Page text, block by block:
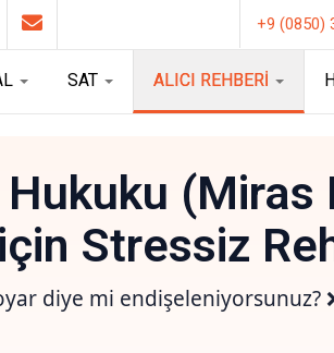
+9 (0850)
SAT ALICI REHBERİ
(Miras
Stres­siz
diye mi endişeleniyorsunuz?